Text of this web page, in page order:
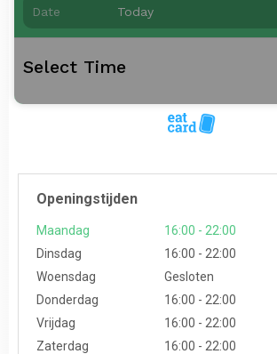
Openingstijden
Maandag
16:00 - 22:00
Dinsdag
16:00 - 22:00
Woensdag
Gesloten
Donderdag
16:00 - 22:00
Vrijdag
16:00 - 22:00
Zaterdag
16:00 - 22:00